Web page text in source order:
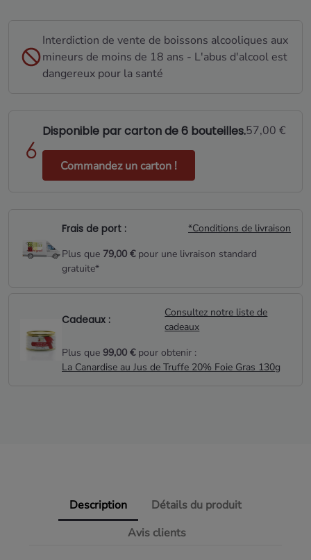
Interdiction de vente de boissons alcooliques aux
mineurs de moins de 18 ans - L'abus d'alcool est
dangereux pour la santé
Disponible par carton de 6 bouteilles.57,00 €
Commandez un carton !
Frais de port :
*Conditions de livraison
Plus que 79,00 €pour une livraison standard
gratuite*
Cadeaux :
Consultez notre liste de
cadeaux
Plus que 99,00 €pour obtenir :
La Canardise au Jus de Truffe 20% Foie Gras 130g
Description
Détails du produit
Avis clients